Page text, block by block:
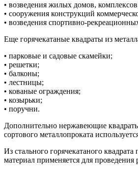
• возведения жилых домов,
• сооружения конструкций
• возведения спортивно-
Еще горячекатаные квадраты из
• парковые и садовые скамейки;
• решетки;
• балконы;
• лестницы;
• кованые ограждения;
• козырьки;
• поручни.
Дополнительно нержавеющие
сортового металлопроката
Из стального горячекатаного
материал применяется для